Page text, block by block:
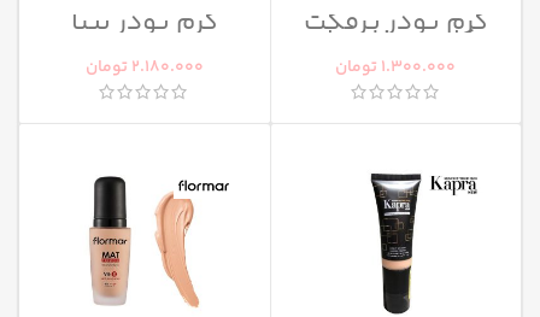
کرم پودر پرفکت
کاوریج فلورمار
1.300.000 تومان
کرم پودر پیپا
2.180.000 تومان